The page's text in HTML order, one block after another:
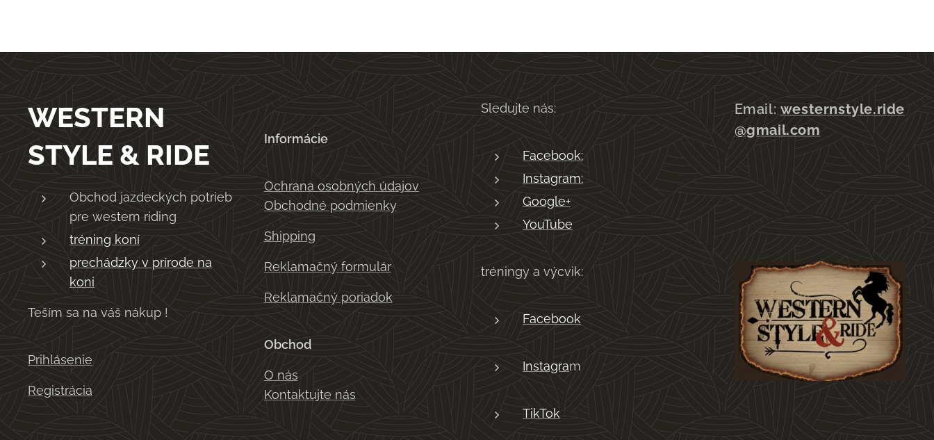
WESTERN
STYLE & RIDE
Obchod jazdeckých potrieb
pre western riding
tréning koní
prechádzky v prírode na
koni
Teším sa na váš nákup !
Prihlásenie
Registrácia
Informácie
Ochrana osobných údajov
Obchodné podmienky
Shipping
Reklamačný formulár
Reklamačný poriadok
Obchod
O nás
Kontaktujte nás
Sledujte nás:
Facebook:
Instagram:
Google+
YouTube
tréningy a výcvik:
Facebook
Instagram
TikTok
Email: westernstyle.ride
@gmail.com